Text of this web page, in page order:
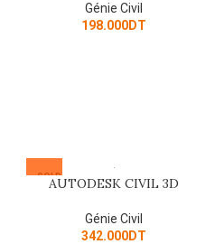
Génie Civil
198.000DT
SOLD
OUT
AUTODESK CIVIL 3D
Génie Civil
342.000DT